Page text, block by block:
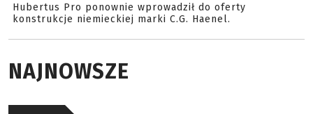
Hubertus Pro ponownie wprowadził do oferty
konstrukcje niemieckiej marki C.G. Haenel.
NAJNOWSZE